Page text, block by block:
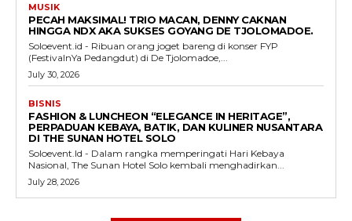
MUSIK
PECAH MAKSIMAL! TRIO MACAN, DENNY CAKNAN
HINGGA NDX AKA SUKSES GOYANG DE TJOLOMADOE.
Soloevent.id - Ribuan orang joget bareng di konser FYP
(FestivalnYa Pedangdut) di De Tjolomadoe,...
July 30, 2026
BISNIS
FASHION & LUNCHEON “ELEGANCE IN HERITAGE”,
PERPADUAN KEBAYA, BATIK, DAN KULINER NUSANTARA
DI THE SUNAN HOTEL SOLO
Soloevent.Id - Dalam rangka memperingati Hari Kebaya
Nasional, The Sunan Hotel Solo kembali menghadirkan...
July 28, 2026